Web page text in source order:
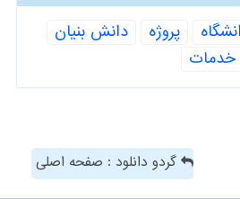
پروژه
دانش بنیان
خدمات
گردو دانلود : صفحه اصلی